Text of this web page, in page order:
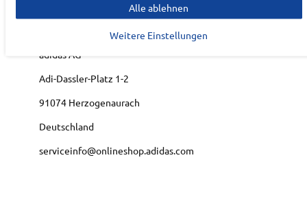
EU Verantwortlicher
adidas AG
Adi-Dassler-Platz 1-2
91074 Herzogenaurach
Deutschland
serviceinfo@onlineshop.adidas.com
Alle ablehnen
Weitere Einstellungen